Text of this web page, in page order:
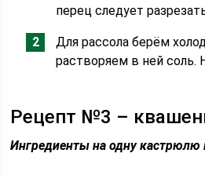
перец следует
Для рассола берём
растворяем в ней
Рецепт №3 –
Ингредиенты на одну кастрюлю